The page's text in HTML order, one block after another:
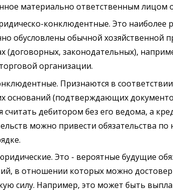
материально ответственным лицом
конклюдентные. Это наиболее
обусловлены обычной хозяйственной
законодательных),
организации.
Признаются в
оснований (подтверждающих
дебитором без его ведома, а
можно привести обязательства
Это - вероятные будущие
в отношении которых можно
силу. Например, это может быть